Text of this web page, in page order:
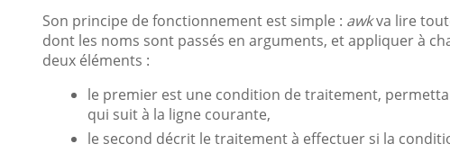
Son principe de fonctionnement est simple : awkva lire
dont les noms sont passés en arguments, et appliquer à
deux éléments :
le premier est une condition de traitement,
qui suit à la ligne courante,
le second décrit le traitement à effectuer si la